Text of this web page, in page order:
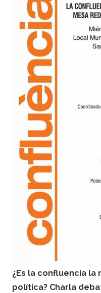
¿Es la confluencia la
política? Charla